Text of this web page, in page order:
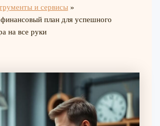
и сервисы
план для успешного
на все руки